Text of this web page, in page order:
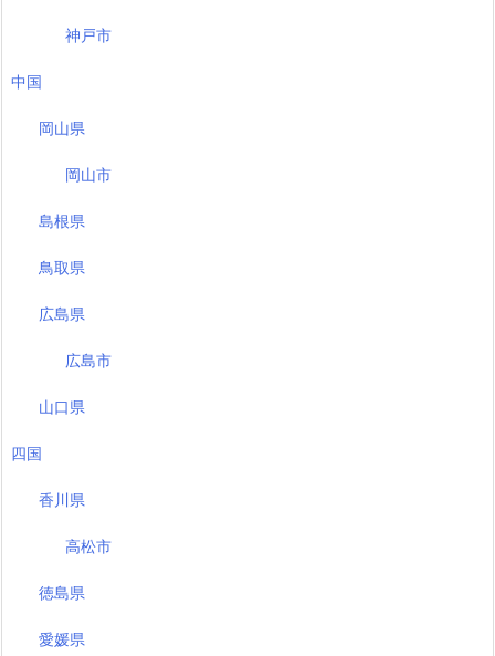
神戸市
中国
岡山県
岡山市
島根県
鳥取県
広島県
広島市
山口県
四国
香川県
高松市
徳島県
愛媛県